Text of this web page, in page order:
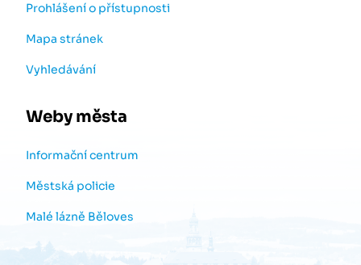
Prohlášení o přístupnosti
Mapa stránek
Vyhledávání
Weby města
Informační centrum
Městská policie
Malé lázně Běloves